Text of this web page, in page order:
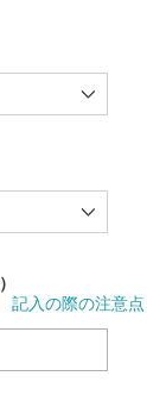
記入の際の注意点